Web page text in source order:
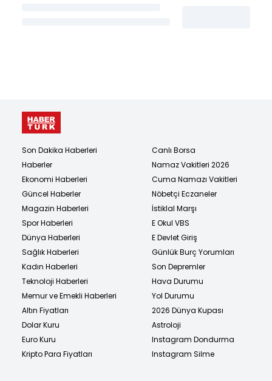
Son Dakika Haberleri
Haberler
Ekonomi Haberleri
Güncel Haberler
Magazin Haberleri
Spor Haberleri
Dünya Haberleri
Sağlık Haberleri
Kadın Haberleri
Teknoloji Haberleri
Memur ve Emekli Haberleri
Altın Fiyatları
Dolar Kuru
Euro Kuru
Kripto Para Fiyatları
Canlı Borsa
Namaz Vakitleri 2026
Cuma Namazı Vakitleri
Nöbetçi Eczaneler
İstiklal Marşı
E Okul VBS
E Devlet Giriş
Günlük Burç Yorumları
Son Depremler
Hava Durumu
Yol Durumu
2026 Dünya Kupası
Astroloji
Instagram Dondurma
Instagram Silme